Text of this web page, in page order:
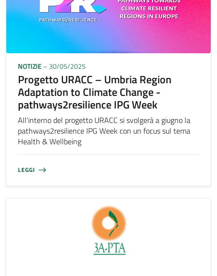
NOTIZIE– 30/05/2025
Progetto URACC – Umbria Region
Adaptation to Climate Change -
pathways2resilience IPG Week
All’interno del progetto URACC si svolgerà a giugno la
pathways2resilience IPG Week con un focus sul tema
Health & Wellbeing
LEGGI